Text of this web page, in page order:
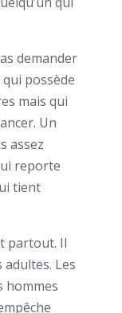
demander
possède
mais qui
Un
assez
reporte
tient
partout. Il
adultes. Les
hommes